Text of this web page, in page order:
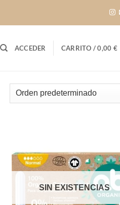
ACCEDER CARRITO /0,00 €
SIN EXISTENCIAS